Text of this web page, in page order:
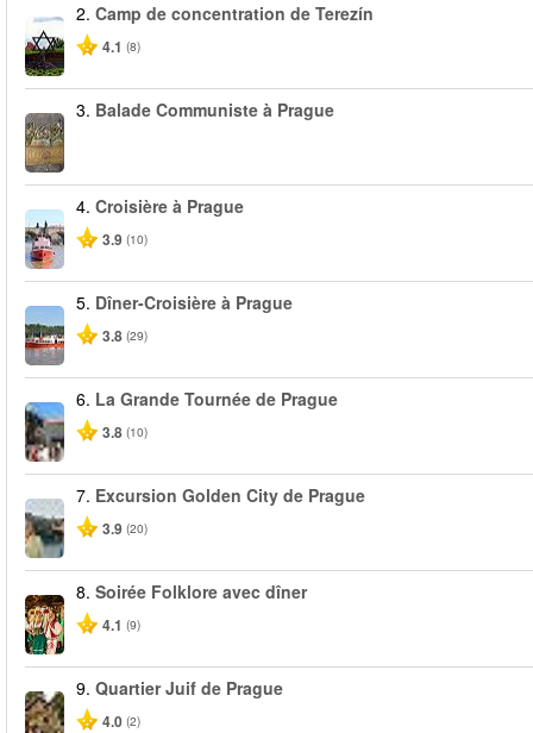
2. Camp de concentration de Terezín
4.1 (8)
3. Balade Communiste à Prague
4. Croisière à Prague
3.9 (10)
5. Dîner-Croisière à Prague
3.8 (29)
6. La Grande Tournée de Prague
3.8 (10)
7. Excursion Golden City de Prague
3.9 (20)
8. Soirée Folklore avec dîner
4.1 (9)
9. Quartier Juif de Prague
4.0 (2)